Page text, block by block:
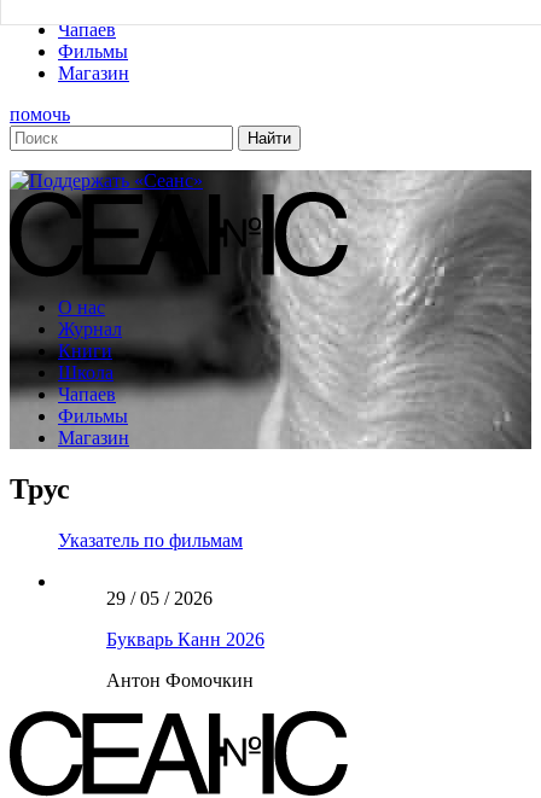
Чапаев
Фильмы
Магазин
помочь
О нас
Журнал
Книги
Школа
Чапаев
Фильмы
Магазин
Трус
Указатель по фильмам
29 / 05 / 2026
Букварь Канн 2026
Антон Фомочкин